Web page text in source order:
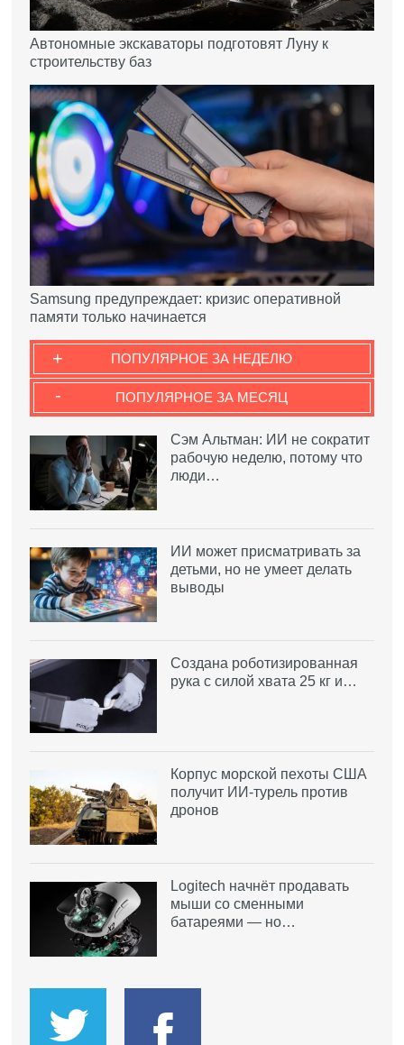
Автономные экскаваторы подготовят Луну к
строительству баз
Samsung предупреждает: кризис оперативной
памяти только начинается
ПОПУЛЯРНОЕ ЗА НЕДЕЛЮ
+
ПОПУЛЯРНОЕ ЗА МЕСЯЦ
-
Сэм Альтман: ИИ не сократит
рабочую неделю, потому что
люди…
ИИ может присматривать за
детьми, но не умеет делать
выводы
Создана роботизированная
рука с силой хвата 25 кг и…
Корпус морской пехоты США
получит ИИ-турель против
дронов
Logitech начнёт продавать
мыши со сменными
батареями — но…